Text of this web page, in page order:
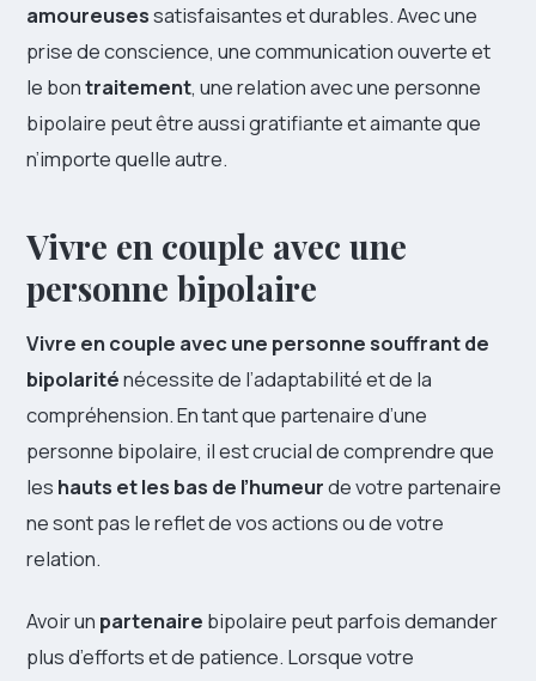
amoureusessatisfaisantes et durables. Avec une
prise de conscience, une communication ouverte et
le bontraitement, une relation avec une personne
bipolaire peut être aussi gratifiante et aimante que
n’importe quelle autre.
Vivre en couple avec une
personne bipolaire
Vivre en couple avec une personne souffrant de
bipolariténécessite de l’adaptabilité et de la
compréhension. En tant que partenaire d’une
personne bipolaire, il est crucial de comprendre que
les hauts et les bas de l’humeurde votre partenaire
ne sont pas le reflet de vos actions ou de votre
relation.
Avoir un partenaire bipolaire peut parfois demander
plus d’efforts et de patience. Lorsque votre